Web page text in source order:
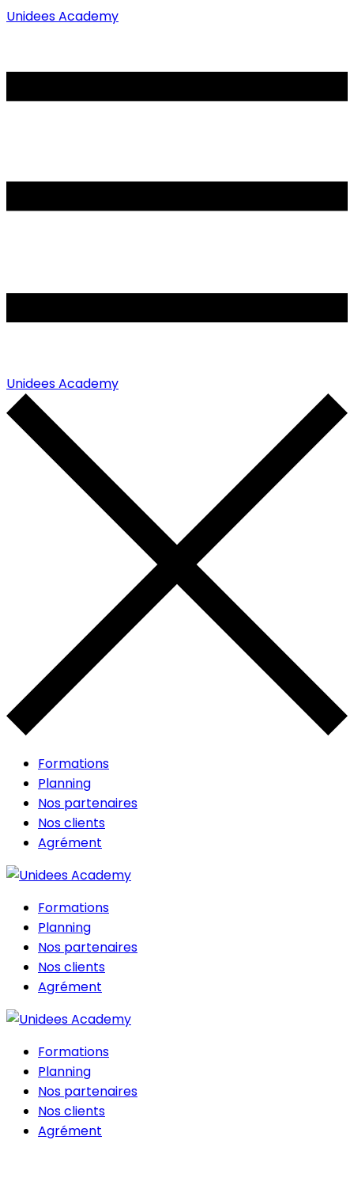
Unidees Academy
Unidees Academy
Formations
Planning
Nos partenaires
Nos clients
Agrément
Formations
Planning
Nos partenaires
Nos clients
Agrément
Formations
Planning
Nos partenaires
Nos clients
Agrément